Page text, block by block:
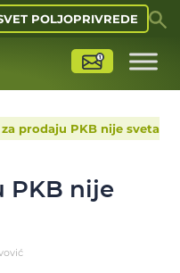
POLJOPRIVREDE
za prodaju PKB nije sveta
PKB nije